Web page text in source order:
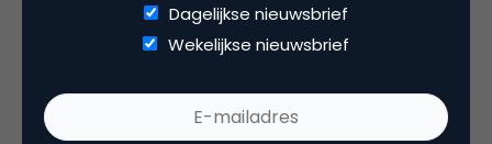
tot 31 maart 2011.
GroupM is een dochter van WPP, wat bekend staat
als het wereldwijde marketing-, communicatie- en
Dagelijkse nieuwsbrief
Wekelijkse nieuwsbrief